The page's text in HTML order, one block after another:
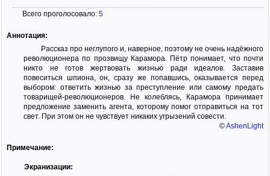
Всего проголосовало: 5
Аннотация:
Рассказ про неглупого и, наверное, поэтому не очень надёжного
революционера по прозвищу Карамора. Пётр понимает, что почти
никто не готов жертвовать жизнью ради идеалов. Заставив
повеситься шпиона, он, сразу же попавшись, оказывается перед
выбором: ответить жизнью за преступление или самому предать
товарищей-революционеров. Не колеблясь, Карамора принимает
предложение заменить агента, которому помог отправиться на тот
свет. При этом он не чувствует никаких угрызений совести.
©AshenLight
Примечание:
Экранизации: